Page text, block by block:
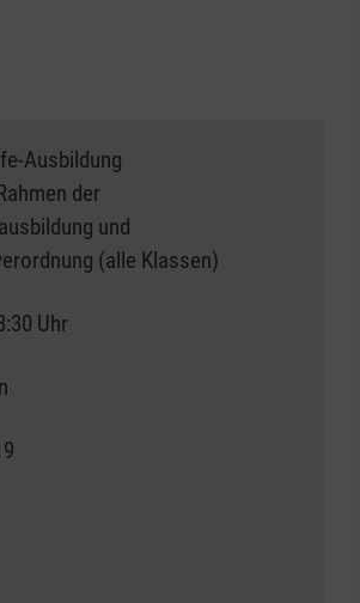
Ausbildung
der
und
(alle Klassen)
Uhr